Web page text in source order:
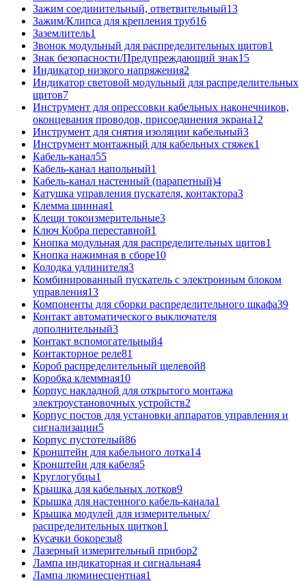
Зажим соединительный, ответвительный13
Зажим/Клипса для крепления труб16
Заземлитель1
Звонок модульный для распределительных щитов1
Знак безопасности/Предупреждающий знак15
Индикатор низкого напряжения2
Индикатор световой модульный для распределительных
щитов7
Инструмент для опрессовки кабельных наконечников,
оконцевания проводов, присоединения экрана12
Инструмент для снятия изоляции кабельный3
Инструмент монтажный для кабельных стяжек1
Кабель-канал55
Кабель-канал напольный1
Кабель-канал настенный (парапетный)4
Катушка управления пускателя, контактора3
Клемма шинная1
Клещи токоизмерительные3
Ключ Кобра переставной1
Кнопка модульная для распределительных щитов1
Кнопка нажимная в сборе10
Колодка удлинителя3
Комбинированный пускатель с электронным блоком
управления13
Компоненты для сборки распределительного шкафа39
Контакт автоматического выключателя
дополнительный3
Контакт вспомогательный4
Контакторное реле81
Короб распределительный щелевой8
Коробка клеммная10
Корпус накладной для открытого монтажа
электроустановочных устройств2
Корпус постов для установки аппаратов управления и
сигнализации5
Корпус пустотелый86
Кронштейн для кабельного лотка14
Кронштейн для кабеля5
Круглогубцы1
Крышка для кабельных лотков9
Крышка для настенного кабель-канала1
Крышка модулей для измерительных/
распределительных щитков1
Кусачки бокорезы8
Лазерный измерительный прибор2
Лампа индикаторная и сигнальная4
Лампа люминесцентная1